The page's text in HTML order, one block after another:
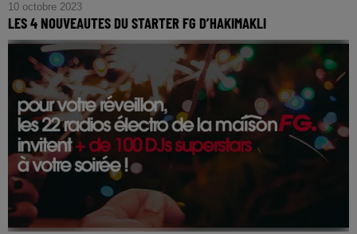
10 octobre 2023
LES 4 NOUVEAUTES DU STARTER FG D’HAKIMAKLI